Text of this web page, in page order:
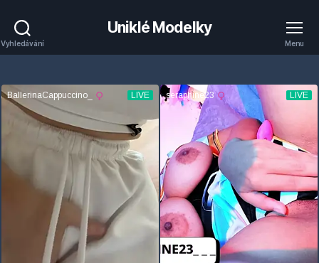
Vyhledávání
Uniklé Modelky
Menu